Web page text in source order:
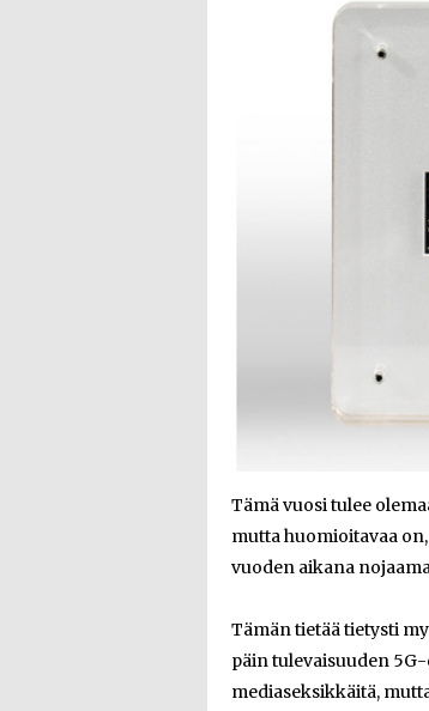
Tämä vuosi tulee
mutta huomioitavaa
vuoden aikana
Tämän tietää tietysti
päin tulevaisuuden
mediaseksikkäitä,